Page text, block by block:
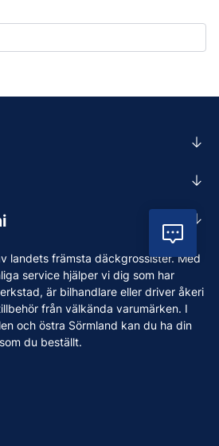
landets främsta däckgrossister. Med
service hjälper vi dig som har
är bilhandlare eller driver åkeri
från välkända varumärken. I
och östra Sörmland kan du ha din
du beställt.
Gummi
16:30, Fre 07.30-15.00.
12:30